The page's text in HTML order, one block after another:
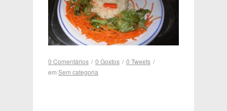
0 Comentários / 0 Gostos / 0 Tweets /
em Sem categoria